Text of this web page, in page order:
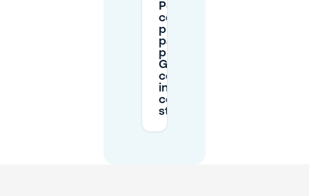
Perché dovrei
considerare di
prenotare un
parcheggio
privato a
Gesundbrunnen
con Mobypark
invece di
cercarlo in
strada?